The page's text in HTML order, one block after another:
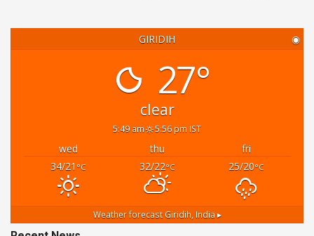
GIRIDIH ◉
27°
clear
5:49 am 5:56 pm IST
wed thu
fri
34/21 °C 32/22°C 25/20°C
Weather forecast Giridih, India ▸